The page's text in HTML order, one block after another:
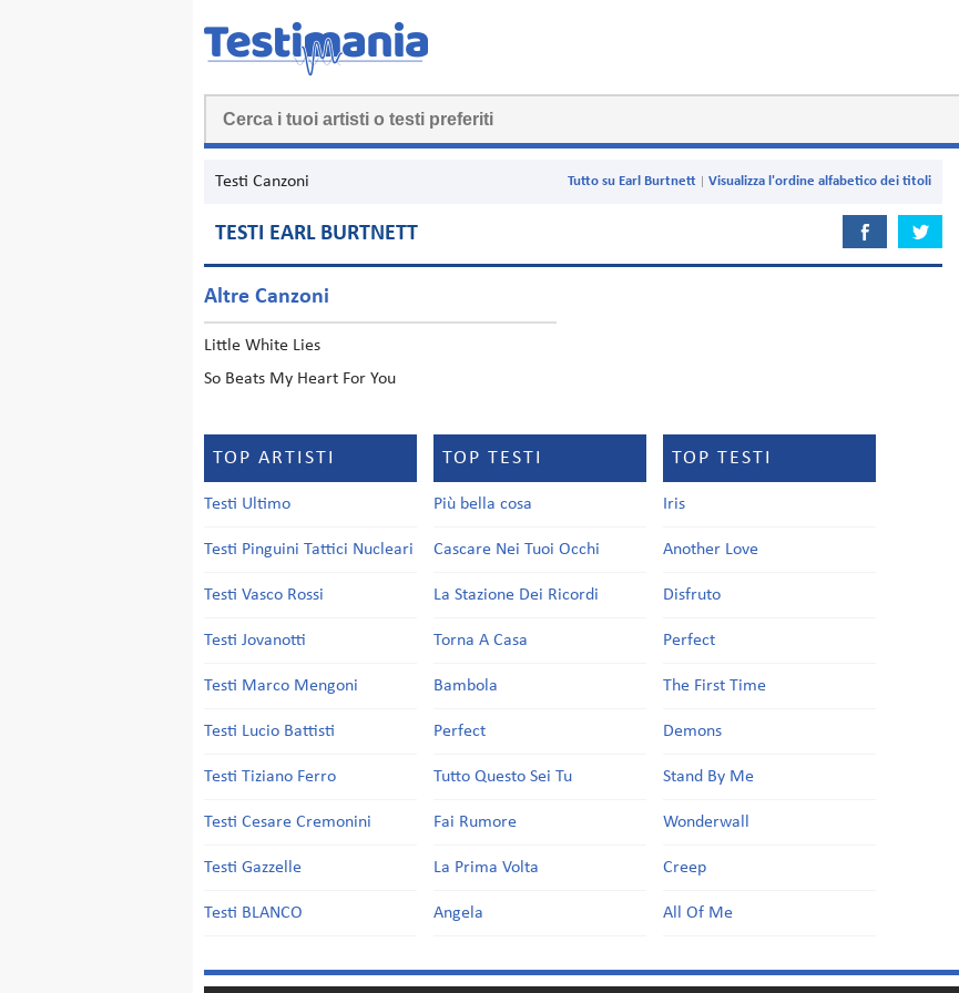
Testi Canzoni Visualizza l'ordine alfabetico dei titoli
Tutto su Earl Burtnett
TESTI EARL BURTNETT
Altre Canzoni
Little White Lies
So Beats My Heart For You
TOP ARTISTI
Testi Ultimo
Testi Pinguini Tattici Nucleari
Testi Vasco Rossi
Testi Jovanotti
Testi Marco Mengoni
Testi Lucio Battisti
Testi Tiziano Ferro
Testi Cesare Cremonini
Testi Gazzelle
Testi BLANCO
TOP TESTI
Più bella cosa
Cascare Nei Tuoi Occhi
La Stazione Dei Ricordi
Torna A Casa
Bambola
Perfect
Tutto Questo Sei Tu
Fai Rumore
La Prima Volta
Angela
TOP TESTI
Iris
Another Love
Disfruto
Perfect
The First Time
Demons
Stand By Me
Wonderwall
Creep
All Of Me